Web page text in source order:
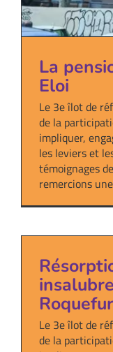
La
Eloi
Le 3e îlot de
de la
impliquer,
les leviers et
témoignages
remercions
Le 3e îlot de
de la